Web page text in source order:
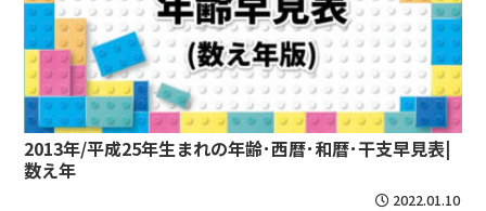
2013年/平成25年生まれの年齢･西暦･和暦･干支早見表|
数え年
2022.01.10